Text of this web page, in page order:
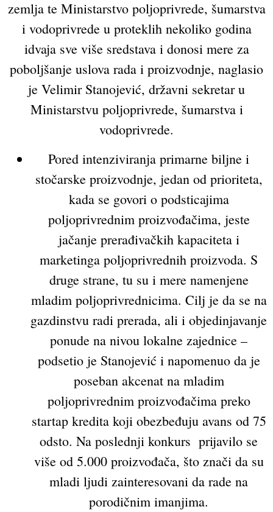
zemlja te Ministarstvo poljoprivrede, šumarstva
i vodoprivrede u proteklih nekoliko godina
idvaja sve više sredstava i donosi mere za
poboljšanje uslova rada i proizvodnje, naglasio
je Velimir Stanojević, državni sekretar u
Ministarstvu poljoprivrede, šumarstva i
vodoprivrede.
Pored intenziviranja primarne biljne i
stočarske proizvodnje, jedan od prioriteta,
kada se govori o podsticajima
poljoprivrednim proizvođačima, jeste
jačanje prerađivačkih kapaciteta i
marketinga poljoprivrednih proizvoda. S
druge strane, tu su i mere namenjene
mladim poljoprivrednicima. Cilj je da se na
gazdinstvu radi prerada, ali i objedinjavanje
ponude na nivou lokalne zajednice –
podsetio je Stanojević i napomenuo da je
poseban akcenat na mladim
poljoprivrednim proizvođačima preko
startap kredita koji obezbeđuju avans od 75
odsto. Na poslednji konkurs prijavilo se
više od 5.000 proizvođača, što znači da su
mladi ljudi zainteresovani da rade na
porodičnim imanjima.